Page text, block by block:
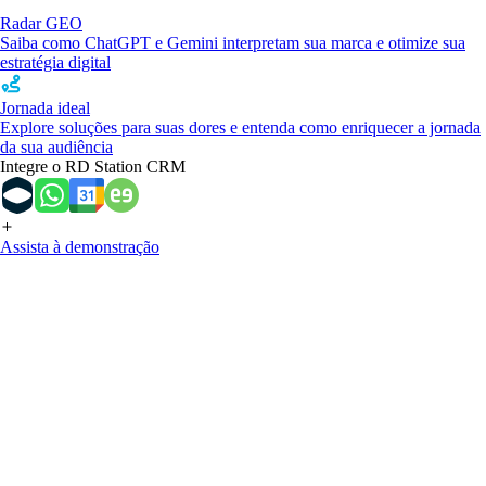
Radar GEO
Saiba como ChatGPT e Gemini interpretam sua marca e otimize sua
estratégia digital
Jornada ideal
Explore soluções para suas dores e entenda como enriquecer a jornada
da sua audiência
Integre o RD Station CRM
Assista à demonstração